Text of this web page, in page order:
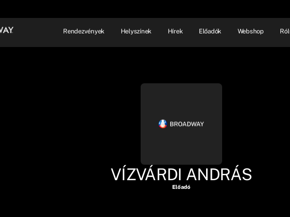
Rendezvények Helyszínek Hírek Előadók Webshop
VÍZVÁRDI ANDRÁS
Előadó